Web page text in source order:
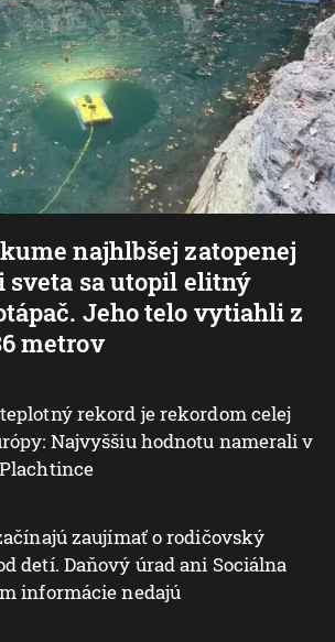
najhlbšej zatopenej
sveta sa utopil elitný
Jeho telo vytiahli z
metrov
rekord je rekordom celej
Najvyššiu hodnotu namerali v
zaujímať o rodičovský
detí. Daňový úrad ani Sociálna
informácie nedajú